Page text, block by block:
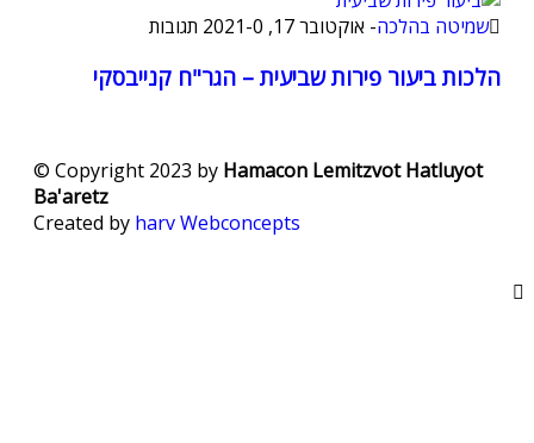
שמיטה בהלכה- אוקטובר 17, 2021 -0 תגובות
הלכות ביעור פירות שביעית – הגר"ח קנייבסקי
© Copyright 2023 by Hamacon Lemitzvot Hatluyot
Ba'aretz
Created by harvWebconcepts